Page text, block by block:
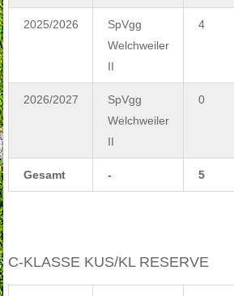
2025/2026
SpVgg
Welchweiler
II
4
2026/2027
SpVgg
Welchweiler
II
0
Gesamt - 5
C-KLASSE KUS/KL RESERVE